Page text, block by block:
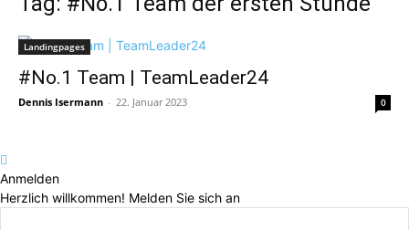
Landingpages
#No.1 Team | TeamLeader24
Dennis Isermann - 22. Januar 2023 0
Anmelden
Herzlich willkommen! Melden Sie sich an